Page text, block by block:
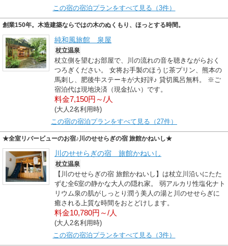
この宿の宿泊プランをすべて見る（3件）
創業150年。木造建築ならではの木のぬくもり、ほっとする時間。
純和風旅館 泉屋
杖立温泉
杖立側を望むお部屋で、川の流れの音を聴きながらおく
つろぎください。 女将お手製のほうじ茶プリン、熊本の
馬刺し、肥後牛ステーキが大好評♪ 貸切風呂無料。 ※ご
宿泊代は現地決済（現金払い）です。
料金7,150円～/人
(大人2名利用時)
この宿の宿泊プランをすべて見る（27件）
★全室リバービューのお宿♪川のせせらぎの宿 旅館かねいし★
川のせせらぎの宿 旅館かねいし
杖立温泉
【川のせせらぎの宿 旅館かねいし】は杖立川沿いにたた
ずむ全6室の静かな大人の隠れ家。 弱アルカリ性塩化ナト
リウム泉の肌がしっとり潤う美人の湯と川のせせらぎに
癒される上質な時間をおとどけします。
料金10,780円～/人
(大人2名利用時)
この宿の宿泊プランをすべて見る（3件）